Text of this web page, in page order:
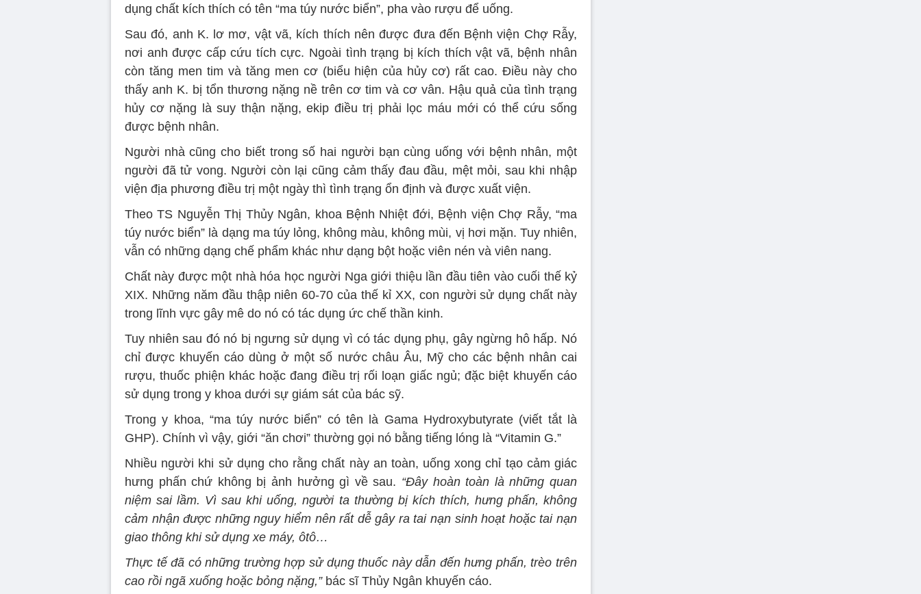
dụng chất kích thích có tên “ma túy nước biển”, pha vào rượu để uống.
Sau đó, anh K. lơ mơ, vật vã, kích thích nên được đưa đến Bệnh viện Chợ Rẫy,
nơi anh được cấp cứu tích cực. Ngoài tình trạng bị kích thích vật vã, bệnh nhân
còn tăng men tim và tăng men cơ (biểu hiện của hủy cơ) rất cao. Điều này cho
thấy anh K. bị tổn thương nặng nề trên cơ tim và cơ vân. Hậu quả của tình trạng
hủy cơ nặng là suy thận nặng, ekip điều trị phải lọc máu mới có thể cứu sống
được bệnh nhân.
Người nhà cũng cho biết trong số hai người bạn cùng uống với bệnh nhân, một
người đã tử vong. Người còn lại cũng cảm thấy đau đầu, mệt mỏi, sau khi nhập
viện địa phương điều trị một ngày thì tình trạng ổn định và được xuất viện.
Theo TS Nguyễn Thị Thủy Ngân, khoa Bệnh Nhiệt đới, Bệnh viện Chợ Rẫy, “ma
túy nước biển” là dạng ma túy lỏng, không màu, không mùi, vị hơi mặn. Tuy nhiên,
vẫn có những dạng chế phẩm khác như dạng bột hoặc viên nén và viên nang.
Chất này được một nhà hóa học người Nga giới thiệu lần đầu tiên vào cuối thế kỷ
XIX. Những năm đầu thập niên 60-70 của thế kỉ XX, con người sử dụng chất này
trong lĩnh vực gây mê do nó có tác dụng ức chế thần kinh.
Tuy nhiên sau đó nó bị ngưng sử dụng vì có tác dụng phụ, gây ngừng hô hấp. Nó
chỉ được khuyến cáo dùng ở một số nước châu Âu, Mỹ cho các bệnh nhân cai
rượu, thuốc phiện khác hoặc đang điều trị rối loạn giấc ngủ; đặc biệt khuyến cáo
sử dụng trong y khoa dưới sự giám sát của bác sỹ.
Trong y khoa, “ma túy nước biển” có tên là Gama Hydroxybutyrate (viết tắt là
GHP). Chính vì vậy, giới “ăn chơi” thường gọi nó bằng tiếng lóng là “Vitamin G.”
Nhiều người khi sử dụng cho rằng chất này an toàn, uống xong chỉ tạo cảm giác
hưng phấn chứ không bị ảnh hưởng gì về sau. “Đây hoàn toàn là những quan
niệm sai lầm. Vì sau khi uống, người ta thường bị kích thích, hưng phấn, không
cảm nhận được những nguy hiểm nên rất dễ gây ra tai nạn sinh hoạt hoặc tai nạn
giao thông khi sử dụng xe máy, ôtô…
Thực tế đã có những trường hợp sử dụng thuốc này dẫn đến hưng phấn, trèo trên
cao rồi ngã xuống hoặc bỏng nặng,”bác sĩ Thủy Ngân khuyến cáo.